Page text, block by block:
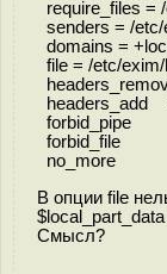
require_files =
senders = /
domains =
file = /etc/
headers_add
forbid_pipe
forbid_file
no_more
В опции file
$local_part_data
Смысл?